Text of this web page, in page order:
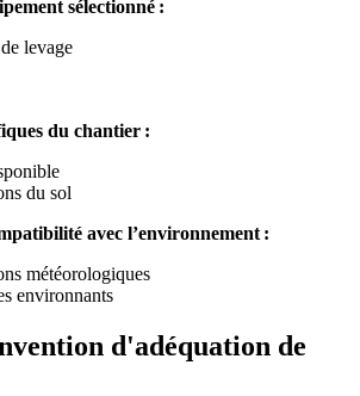
sélectionné :
levage
du chantier :
du sol
avec l’environnement :
météorologiques
environnants
d'adéquation de